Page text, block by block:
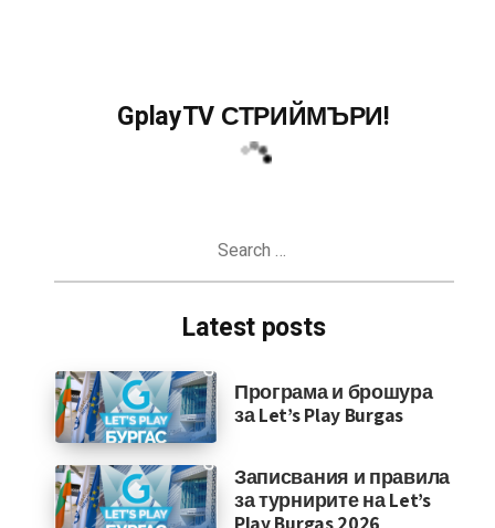
GplayTV СТРИЙМЪРИ!
Latest posts
Програма и брошура
за Let’s Play Burgas
Записвания и правила
за турнирите на Let’s